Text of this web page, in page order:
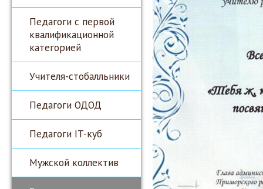
Педагоги с первой
квалификационной
категорией
Учителя-стобалльники
Педагоги ОДОД
Педагоги IT-куб
Мужской коллектив